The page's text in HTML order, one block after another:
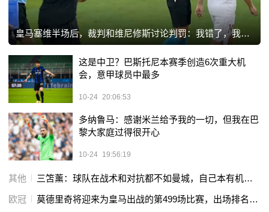
皇马塞维半场后，裁判和维尼修斯讨论判罚：我错了，我已经说过了
这是中卫？巴斯托尼本赛季创造6次重大机
会，意甲球员中最多
10-24 20:06:53
多纳鲁马：感谢米兰给予我的一切，但我在巴
黎大家庭过得很开心
10-24 19:56:19
其他 三笘薰：球队在战术和对抗都不如曼城，自己本有机会改变战局
欧冠 莫德里奇将迎来为皇马出战的第499场比赛，出场排名队史第15位